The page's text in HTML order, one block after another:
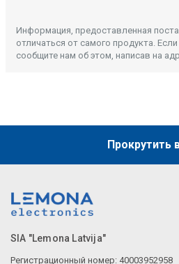
Информация, предоставленная
отличаться от самого продукта.
сообщите нам об этом, написав на
Прокрутить
SIA "Lemona Latvija"
Регистрационный номер: 40003952958